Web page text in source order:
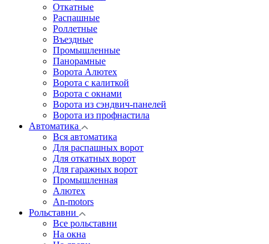
Откатные
Распашные
Роллетные
Въездные
Промышленные
Панорамные
Ворота Алютех
Ворота с калиткой
Ворота c окнами
Ворота из сэндвич-панелей
Ворота из профнастила
Автоматика
Вся автоматика
Для распашных ворот
Для откатных ворот
Для гаражных ворот
Промышленная
Алютех
An-motors
Рольставни
Все рольставни
На окна